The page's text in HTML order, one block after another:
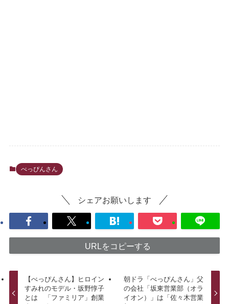
べっぴんさん
シェアお願いします
URLをコピーする
【べっぴんさん】ヒロイン
すみれのモデル・坂野惇子
とは 「ファミリア」創業
朝ドラ「べっぴんさん」父
の会社「坂東営業部（オラ
イオン）」は「佐々木営業